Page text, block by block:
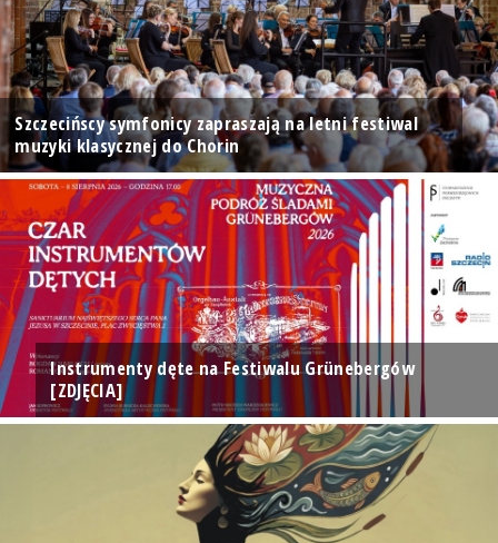
Szczecińscy symfonicy zapraszają na letni festiwal
muzyki klasycznej do Chorin
Instrumenty dęte na Festiwalu Grünebergów
[ZDJĘCIA]